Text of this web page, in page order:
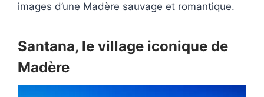
images d’une Madère sauvage et romantique.
Santana, le village iconique de
Madère